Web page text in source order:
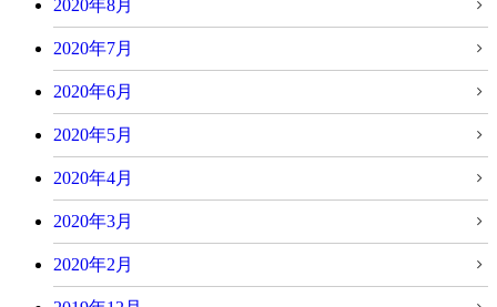
2020年8月
2020年7月
2020年6月
2020年5月
2020年4月
2020年3月
2020年2月